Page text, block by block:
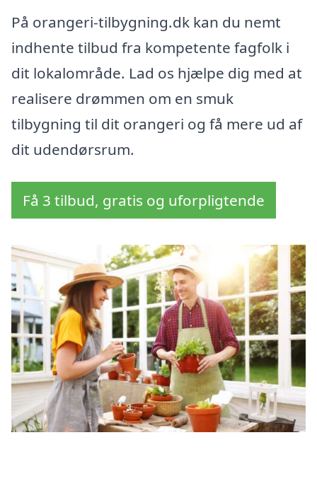
På orangeri-tilbygning.dk kan du nemt
indhente tilbud fra kompetente fagfolk i
dit lokalområde. Lad os hjælpe dig med at
realisere drømmen om en smuk
tilbygning til dit orangeri og få mere ud af
dit udendørsrum.
Få 3 tilbud, gratis og uforpligtende